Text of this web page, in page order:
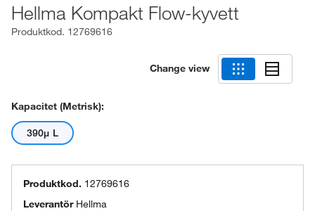
Hellma Kompakt Flow-kyvett
Produktkod. 12769616
Change view
Kapacitet (metrisk):
390μ L
Produktkod. 12769616
Leverantör Hellma